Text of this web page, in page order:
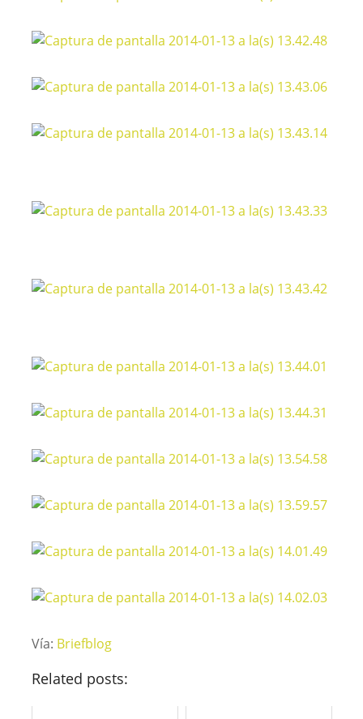
Vía: Briefblog
Related posts: